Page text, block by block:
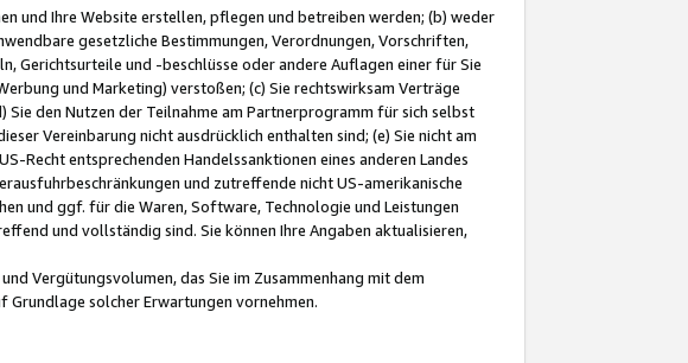
und Ihre Website erstellen, pflegen und betreiben werden; (b) weder
gesetzliche Bestimmungen, Verordnungen, Vorschriften,
Gerichtsurteile und -beschlüsse oder andere Auflagen einer für Sie
und Marketing) verstoßen; (c) Sie rechtswirksam Verträge
den Nutzen der Teilnahme am Partnerprogramm für sich selbst
Vereinbarung nicht ausdrücklich enthalten sind; (e) Sie nicht am
Recht entsprechenden Handelssanktionen eines anderen Landes
und zutreffende nicht US-amerikanische
und ggf. für die Waren, Software, Technologie und Leistungen
und vollständig sind. Sie können Ihre Angaben aktualisieren,
Vergütungsvolumen, das Sie im Zusammenhang mit dem
solcher Erwartungen vornehmen.